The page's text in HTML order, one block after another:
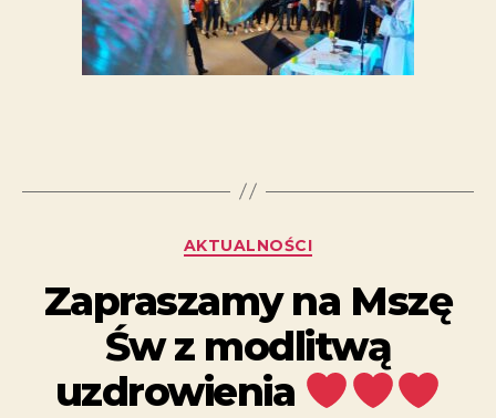
AKTUALNOŚCI
Zapraszamy na Mszę
Św z modlitwą
uzdrowienia